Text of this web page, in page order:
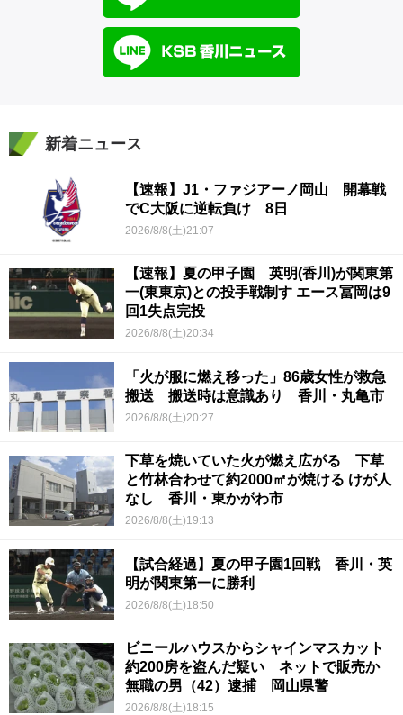
新着ニュース
【速報】J1・ファジアーノ岡山 開幕戦
でC大阪に逆転負け 8日
2026/8/8(土)21:07
【速報】夏の甲子園 英明(香川)が関東第
一(東東京)との投手戦制す エース冨岡は9
回1失点完投
2026/8/8(土)20:34
「火が服に燃え移った」86歳女性が救急
搬送 搬送時は意識あり 香川・丸亀市
2026/8/8(土)20:27
下草を焼いていた火が燃え広がる 下草
と竹林合わせて約2000㎡が焼ける けが人
なし 香川・東かがわ市
2026/8/8(土)19:13
【試合経過】夏の甲子園1回戦 香川・英
明が関東第一に勝利
2026/8/8(土)18:50
ビニールハウスからシャインマスカット
約200房を盗んだ疑い ネットで販売か
無職の男（42）逮捕 岡山県警
2026/8/8(土)18:15